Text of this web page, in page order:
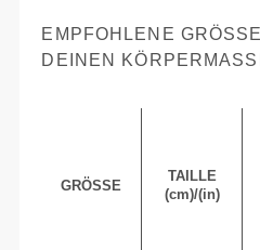
EMPFOHLENE
EINEN KÖRPERMASSEN
GRÖSSE
TAILLE
(cm)/(in)